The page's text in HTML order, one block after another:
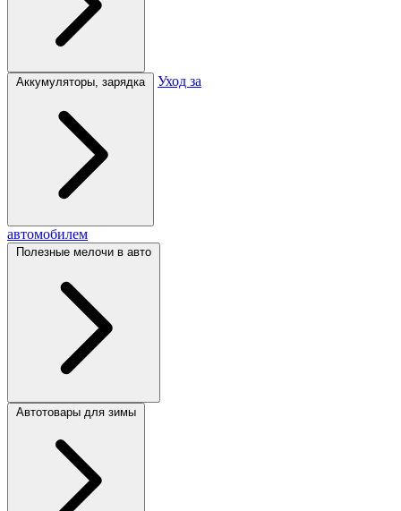
Аккумуляторы, зарядка Уход за
автомобилем
Полезные мелочи в авто
Автотовары для зимы